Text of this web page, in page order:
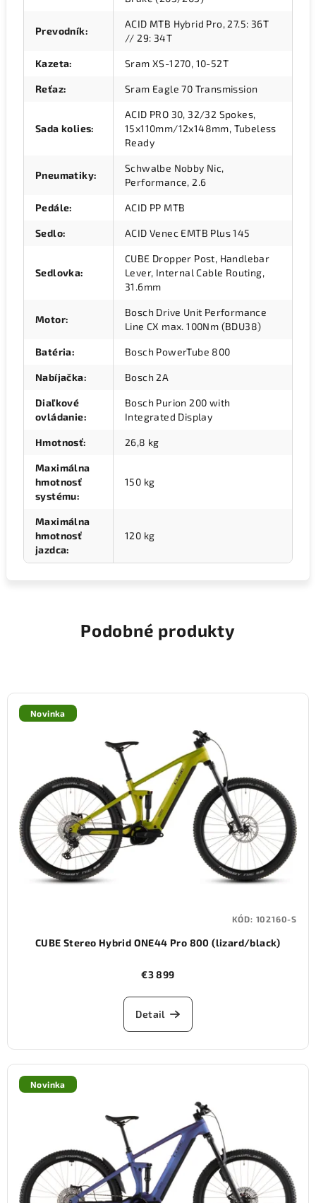
Prevodník:
ACID MTB Hybrid Pro, 27.5: 36T
// 29: 34T
Kazeta: Sram XS-1270, 10-52T
Reťaz: Sram Eagle 70 Transmission
Sada kolies:
ACID PRO 30, 32/32 Spokes,
15x110mm/12x148mm, Tubeless
Ready
Pneumatiky:
Schwalbe Nobby Nic,
Performance, 2.6
Pedále: ACID PP MTB
Sedlo: ACID Venec EMTB Plus 145
Sedlovka:
CUBE Dropper Post, Handlebar
Lever, Internal Cable Routing,
31.6mm
Motor:
Bosch Drive Unit Performance
Line CX max. 100Nm (BDU38)
Batéria: Bosch PowerTube 800
Nabíjačka: Bosch 2A
Diaľkové
ovládanie:
Bosch Purion 200 with
Integrated Display
Hmotnosť: 26,8 kg
Maximálna
hmotnosť
systému:
150 kg
Maximálna
hmotnosť
jazdca:
120 kg
Podobné produkty
Novinka
CUBE Stereo Hybrid ONE44 Pro 800 (lizard/black)
€3 899
Detail
KÓD: 102160-S
Novinka